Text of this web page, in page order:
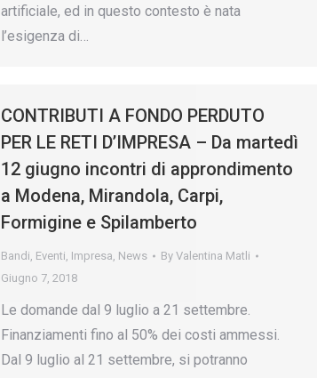
artificiale, ed in questo contesto è nata
l’esigenza di…
CONTRIBUTI A FONDO PERDUTO
PER LE RETI D’IMPRESA – Da martedì
12 giugno incontri di approndimento
a Modena, Mirandola, Carpi,
Formigine e Spilamberto
Bandi, Eventi, Impresa, News By Valentina Matli
Giugno 7, 2018
Le domande dal 9 luglio a 21 settembre.
Finanziamenti fino al 50% dei costi ammessi.
Dal 9 luglio al 21 settembre, si potranno